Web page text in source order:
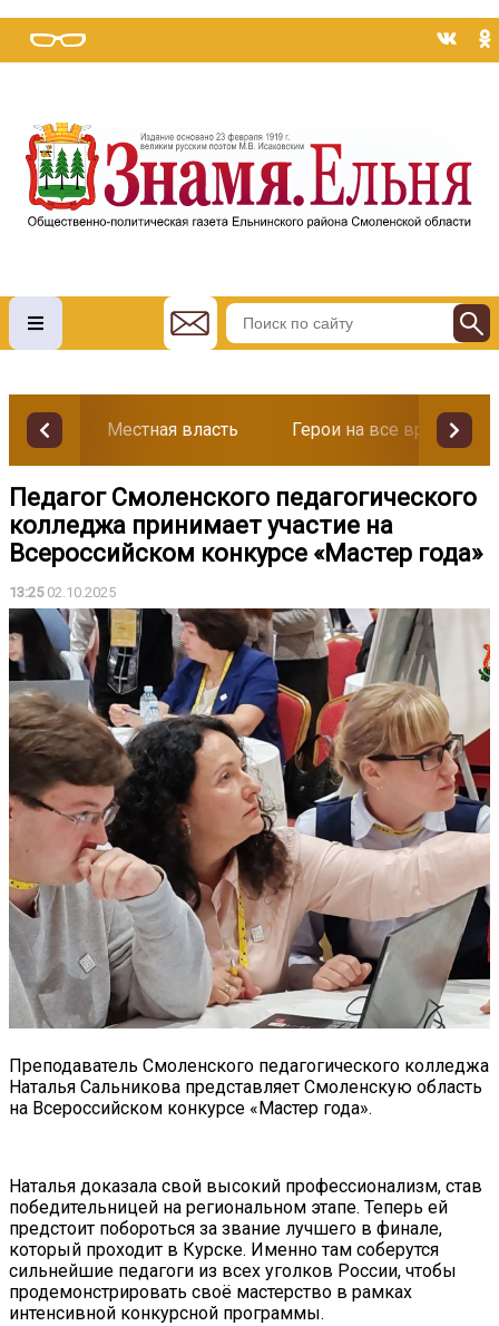
Местная власть Герои на все времена
Педагог Смоленского педагогического
колледжа принимает участие на
Всероссийском конкурсе «Мастер года»
13:2502.10.2025
Преподаватель Смоленского педагогического колледжа
Наталья Сальникова представляет Смоленскую область
на Всероссийском конкурсе «Мастер года».
Наталья доказала свой высокий профессионализм, став
победительницей на региональном этапе. Теперь ей
предстоит побороться за звание лучшего в финале,
который проходит в Курске. Именно там соберутся
сильнейшие педагоги из всех уголков России, чтобы
продемонстрировать своё мастерство в рамках
интенсивной конкурсной программы.